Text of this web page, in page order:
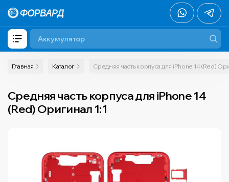
Главная Каталог Средняя часть корпуса для iPhone 14 (Red)
Средняя часть корпуса для iPhone 14
(Red) Оригинал 1:1